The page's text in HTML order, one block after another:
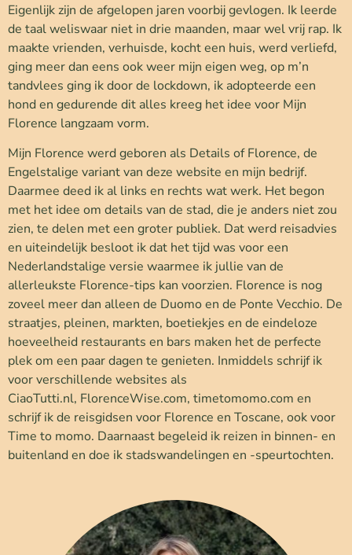
Eigenlijk zijn de afgelopen jaren voorbij gevlogen. Ik leerde
de taal weliswaar niet in drie maanden, maar wel vrij rap. Ik
maakte vrienden, verhuisde, kocht een huis, werd verliefd,
ging meer dan eens ook weer mijn eigen weg, op m’n
tandvlees ging ik door de lockdown, ik adopteerde een
hond en gedurende dit alles kreeg het idee voor Mijn
Florence langzaam vorm.
Mijn Florence werd geboren als Details of Florence, de
Engelstalige variant van deze website en mijn bedrijf.
Daarmee deed ik al links en rechts wat werk. Het begon
met het idee om details van de stad, die je anders niet zou
zien, te delen met een groter publiek. Dat werd reisadvies
en uiteindelijk besloot ik dat het tijd was voor een
Nederlandstalige versie waarmee ik jullie van de
allerleukste Florence-tips kan voorzien. Florence is nog
zoveel meer dan alleen de Duomo en de Ponte Vecchio. De
straatjes, pleinen, markten, boetiekjes en de eindeloze
hoeveelheid restaurants en bars maken het de perfecte
plek om een paar dagen te genieten. Inmiddels schrijf ik
voor verschillende websites als
CiaoTutti.nl, FlorenceWise.com, timetomomo.com en
schrijf ik de reisgidsen voor Florence en Toscane, ook voor
Time to momo. Daarnaast begeleid ik reizen in binnen- en
buitenland en doe ik stadswandelingen en -speurtochten.